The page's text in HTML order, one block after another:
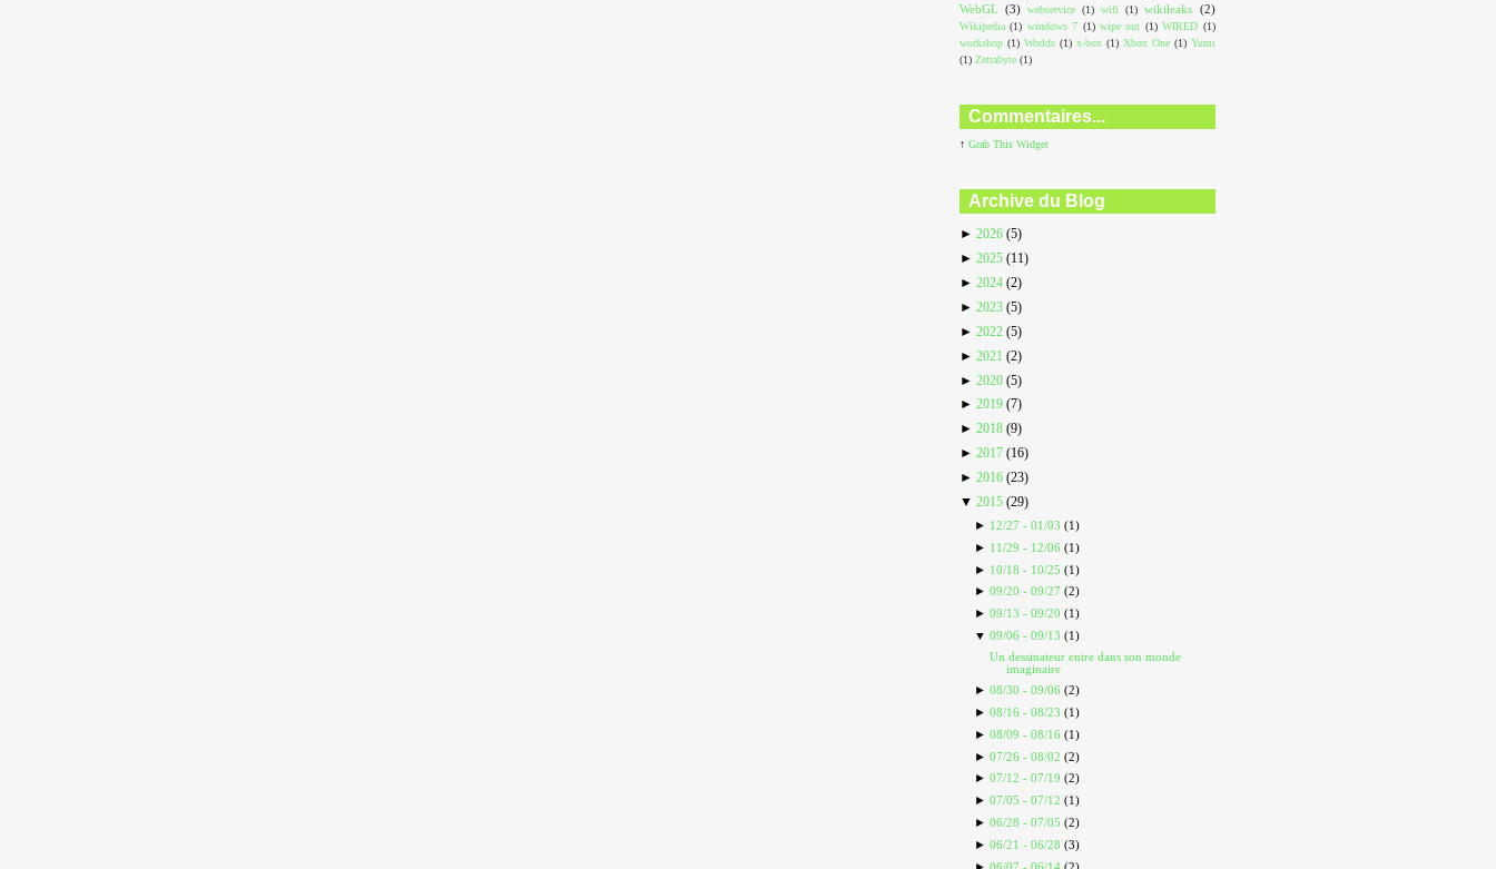
WebGL (3) webservice (1) wifi (1) wikileaks (2)
Wikipedia (1) windows 7 (1) wipe out (1) WIRED (1)
workshop (1) Worlds (1) x-box (1) Xbox One (1) Yumi
(1) Zettabyte (1)
Commentaires...
↑ Grab This Widget
Archive du Blog
► 2026 (5)
► 2025 (11)
► 2024 (2)
► 2023 (5)
► 2022 (5)
► 2021 (2)
► 2020 (5)
► 2019 (7)
► 2018 (9)
► 2017 (16)
► 2016 (23)
▼ 2015 (29)
► 12/27 - 01/03(1)
► 11/29 - 12/06(1)
► 10/18 - 10/25(1)
►09/20 - 09/27(2)
►09/13 - 09/20(1)
▼09/06 - 09/13(1)
Un dessinateur entre dans son monde
imaginaire
►08/30 - 09/06(2)
►08/16 - 08/23(1)
►08/09 - 08/16(1)
►07/26 - 08/02(2)
►07/12 - 07/19(2)
►07/05 - 07/12(1)
►06/28 - 07/05(2)
►06/21 - 06/28(3)
►06/07 - 06/14(2)